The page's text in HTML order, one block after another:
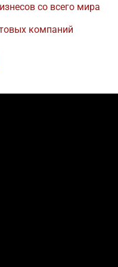
со всего мира
компаний